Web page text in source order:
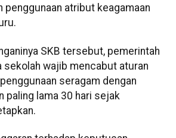
penggunaan atribut keagamaan
SKB tersebut, pemerintah
sekolah wajib mencabut aturan
seragam dengan
paling lama 30 hari sejak